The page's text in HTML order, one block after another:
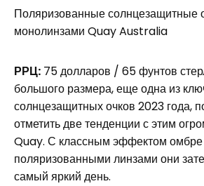
Поляризованные солнцезащитные
монолинзами Quay Australia
РРЦ: 75 долларов / 65 фунтов
большого размера, еще одна из
солнцезащитных очков 2023 года,
отметить две тенденции с этим
Quay. С классным эффектом
поляризованными линзами они
самый яркий день.